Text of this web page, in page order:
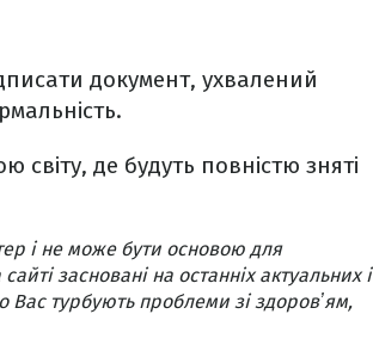
документ, ухвалений
де будуть повністю зняті
і не може бути основою для
засновані на останніх актуальних і
турбують проблеми зі здоровʼям,